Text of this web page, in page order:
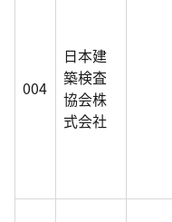
004
日本建
築検査
協会株
式会社